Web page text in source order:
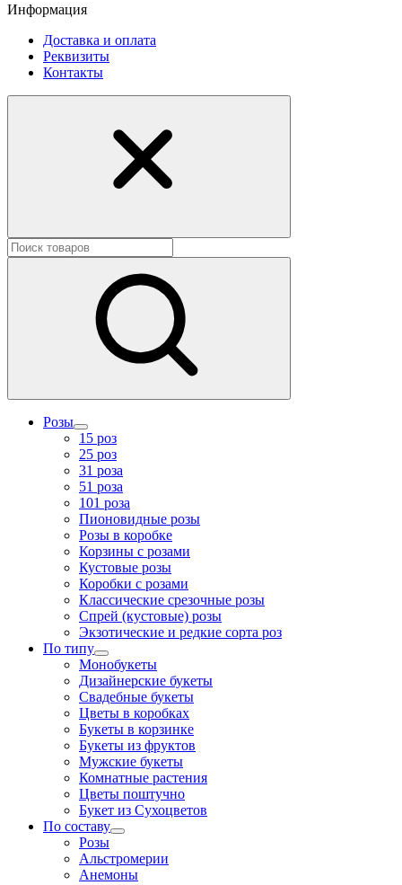
Информация
Доставка и оплата
Реквизиты
Контакты
Розы
15 роз
25 роз
31 роза
51 роза
101 роза
Пионовидные розы
Розы в коробке
Корзины с розами
Кустовые розы
Коробки с розами
Классические срезочные розы
Спрей (кустовые) розы
Экзотические и редкие сорта роз
По типу
Монобукеты
Дизайнерские букеты
Свадебные букеты
Цветы в коробках
Букеты в корзинке
Букеты из фруктов
Мужские букеты
Комнатные растения
Цветы поштучно
Букет из Сухоцветов
По составу
Розы
Альстромерии
Анемоны